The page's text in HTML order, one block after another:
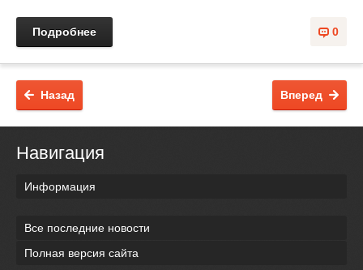
0
Подробнее
Вперед
Назад
Навигация
Информация
Все последние новости
Полная версия сайта